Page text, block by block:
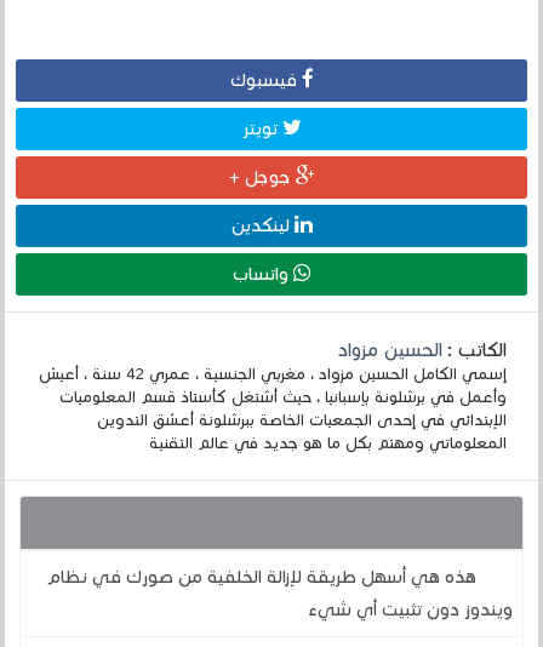
فيسبوك
تويتر
جوجل +
لينكدين
واتساب
الكاتب :الحسين مزواد
إسمي الكامل الحسين مزواد ، مغربي الجنسية ، عمري 42 سنة ، أعيش
وأعمل في برشلونة بإسبانيا ، حيث أشتغل كأستاذ قسم المعلوميات
الإبتدائي في إحدى الجمعيات الخاصة ببرشلونة أعشق التدوين
المعلوماتي ومهتم بكل ما هو جديد في عالم التقنية
هذه هي أسهل طريقة لإزالة الخلفية من صورك في نظام
ويندوز دون تثبيت أي شيء